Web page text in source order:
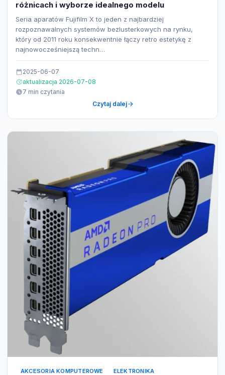
różnicach i wyborze idealnego modelu
Seria aparatów Fujifilm X to jeden z najbardziej
rozpoznawalnych systemów bezlusterkowych na rynku,
który od 2011 roku konsekwentnie łączy retro estetykę z
najnowocześniejszą techn…
2025-06-07
aktualizacja 2026-07-08
7 min czytania
Czytaj dalej
AKCESORIA KOMPUTEROWE ELEKTRONIKA